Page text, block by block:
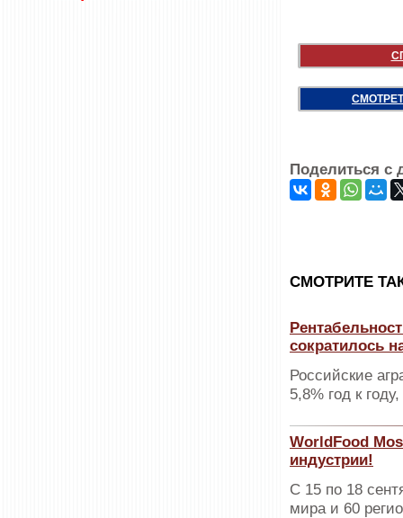
Поделиться с
CМОТРИТЕ
сократилось
Российские
5,8% год к
WorldFood
индустрии!
С 15 по 18
мира и 60